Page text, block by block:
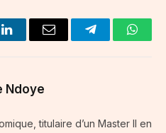
LinkedInEmail Telegram
Ndoye
titulaire d’un Master II en